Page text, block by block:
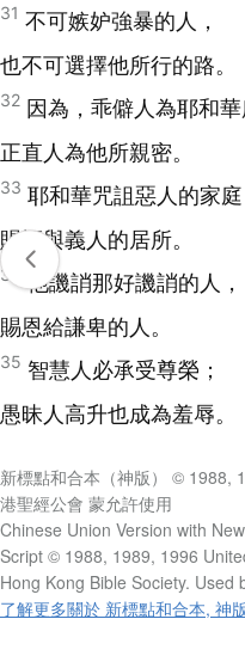
31 不可嫉妒強暴的人，
也不可選擇他所行的路。
32 因為，乖僻人為耶和華
正直人為他所親密。
33 耶和華咒詛惡人的家庭
賜福與義人的居所。
34
他譏誚那好譏誚的人，
賜恩給謙卑的人。
35 智慧人必承受尊榮；
愚昧人高升也成為羞辱。
新標點和合本（神版） © 1988,
港聖經公會 蒙允許使用
Chinese Union Version with
Script © 1988, 1989, 1996
Hong Kong Bible Society. Used
了解更多關於 新標點和合本, 神